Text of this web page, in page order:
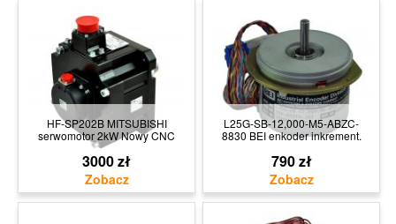
HF-SP202B MITSUBISHI
serwomotor 2kW Nowy CNC
3000 zł
L25G-SB-12,000-M5-ABZC-
8830 BEI enkoder inkrement.
790 zł